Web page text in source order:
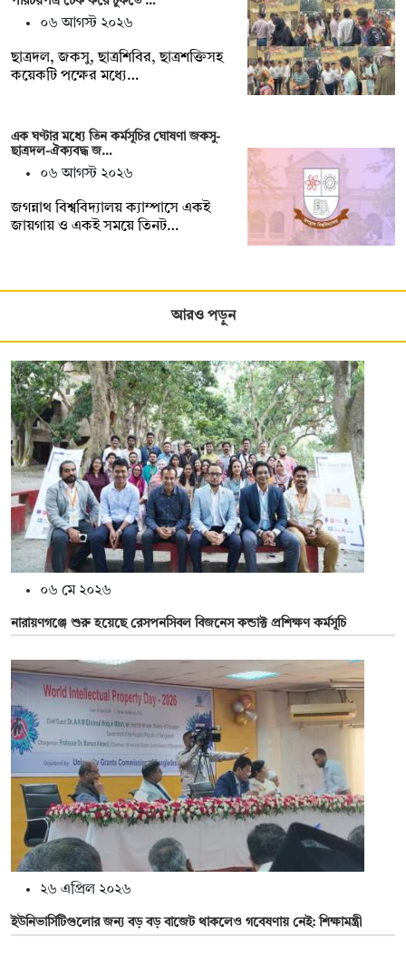
০৬ আগস্ট ২০২৬
ছাত্রদল, জকসু, ছাত্রশিবির, ছাত্রশক্তিসহ
কয়েকটি পক্ষের মধ্যে…
এক ঘণ্টার মধ্যে তিন কর্মসূচির ঘোষণা জকসু-
ছাত্রদল-ঐক্যবদ্ধ জ…
০৬ আগস্ট ২০২৬
জগন্নাথ বিশ্ববিদ্যালয় ক্যাম্পাসে একই
জায়গায় ও একই সময়ে তিনট…
আরও পড়ুন
০৬ মে ২০২৬
নারায়ণগঞ্জে শুরু হয়েছে রেসপনসিবল বিজনেস কন্ডাক্ট প্রশিক্ষণ কর্মসূচি
২৬ এপ্রিল ২০২৬
ইউনিভার্সিটিগুলোর জন্য বড় বড় বাজেট থাকলেও গবেষণায় নেই: শিক্ষামন্ত্রী